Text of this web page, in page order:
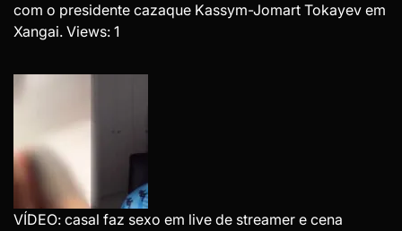
com o presidente cazaque Kassym-Jomart Tokayev em
Xangai. Views: 1
VÍDEO: casal faz sexo em live de streamer e cena